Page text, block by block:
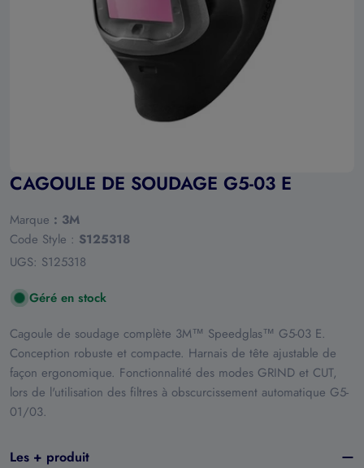
Ouvrir le média 0 en mode modal
CAGOULE DE SOUDAGE G5-03 E
Marque : 3M
Code Style : S125318
UGS: S125318
Géré en stock
Cagoule de soudage complète 3M™ Speedglas™ G5-03 E.
Conception robuste et compacte. Harnais de tête ajustable de
façon ergonomique. Fonctionnalité des modes GRIND et CUT,
lors de l'utilisation des filtres à obscurcissement automatique G5-
01/03.
Les + produit